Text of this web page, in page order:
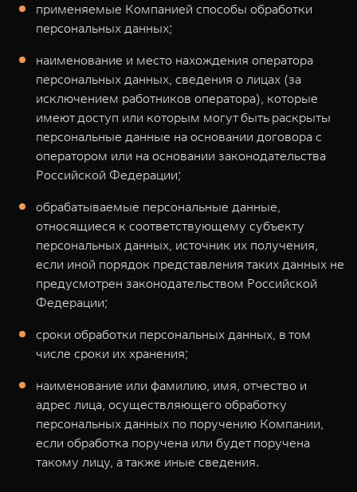
применяемые Компанией способы обработки
персональных данных;
наименование и место нахождения оператора
персональных данных, сведения о лицах (за
исключением работников оператора), которые
имеют доступ или которым могут быть раскрыты
персональные данные на основании договора с
оператором или на основании законодательства
Российской Федерации;
обрабатываемые персональные данные,
относящиеся к соответствующему субъекту
персональных данных, источник их получения,
если иной порядок представления таких данных не
предусмотрен законодательством Российской
Федерации;
сроки обработки персональных данных, в том
числе сроки их хранения;
наименование или фамилию, имя, отчество и
адрес лица, осуществляющего обработку
персональных данных по поручению Компании,
если обработка поручена или будет поручена
такому лицу, а также иные сведения.